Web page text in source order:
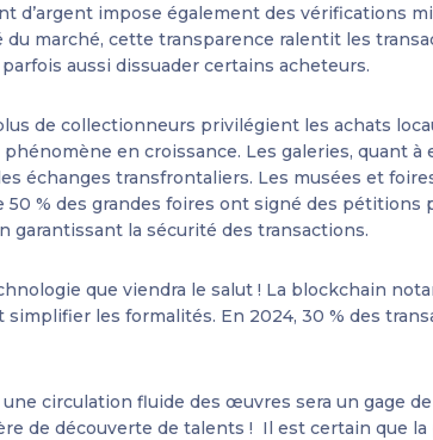
d’argent impose également des vérifications
du marché, cette transparence ralentit les
aussi dissuader certains acheteurs.
de collectionneurs privilégient les achats
phénomène en croissance. Les galeries, quant
échanges transfrontaliers. Les musées et
50 % des grandes foires ont signé des
garantissant la sécurité des transactions.
que viendra le salut ! La blockchain
les formalités. En 2024, 30 % des
circulation fluide des œuvres sera un gage
de découverte de talents ! Il est certain que